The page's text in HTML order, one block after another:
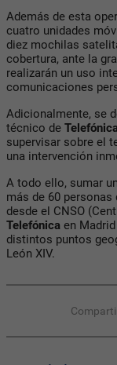
Además de esta
cuatro unidades
diez mochilas
cobertura, ante la
realizarán un uso
comunicaciones
Adicionalmente, se
técnico de
supervisar sobre el
una intervención
A todo ello, sumar
más de 60
desde el CNSO
Telefónica en
distintos puntos
León XIV.